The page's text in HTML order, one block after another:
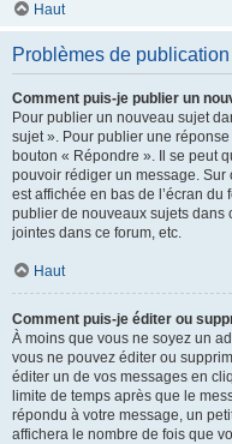
Haut
Problèmes de publication
Comment puis-je publier un
Pour publier un nouveau sujet
sujet ». Pour publier une
bouton « Répondre ». Il se peut
pouvoir rédiger un message.
est affichée en bas de l’écran
publier de nouveaux sujets dans
jointes dans ce forum, etc.
Haut
Comment puis-je éditer ou
À moins que vous ne soyez un
vous ne pouvez éditer ou
éditer un de vos messages en
limite de temps après que le
répondu à votre message, un
affichera le nombre de fois que